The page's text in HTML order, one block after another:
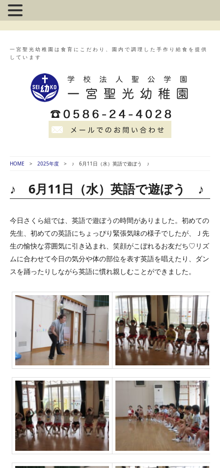
一宮聖光幼稚園は食育にこだわり、園内で調理した手作り給食を提供
しています
HOME 2025年度 ♪ 6月11日（水）英語で遊ぼう ♪
♪ 6月11日（水）英語で遊ぼう ♪
今日さくら組では、英語で遊ぼうの時間がありました。初めての
先生、初めての英語にちょっぴり緊張気味の様子でしたが、Ｊ先
生の愉快な雰囲気に引き込まれ、笑顔がこぼれるお友だち♡リズ
ムに合わせて今日の気分や体の部位を表す英語を唱えたり、ダン
スを踊ったりしながら英語に慣れ親しむことができました。